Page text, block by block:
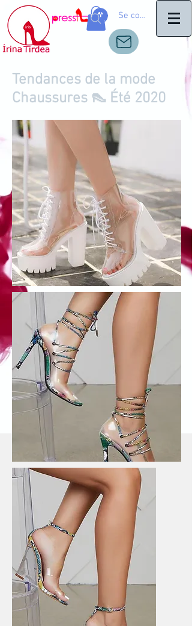
Se connecter
Tendances de la mode
Chaussures 👠 Été 2020